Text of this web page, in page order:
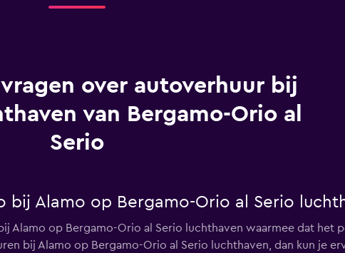
over autoverhuur bij
van Bergamo-Orio al
Serio
Alamo op Bergamo-Orio al Serio
Alamo op Bergamo-Orio al Serio luchthaven waarmee dat het
bij Alamo op Bergamo-Orio al Serio luchthaven, dan kun je